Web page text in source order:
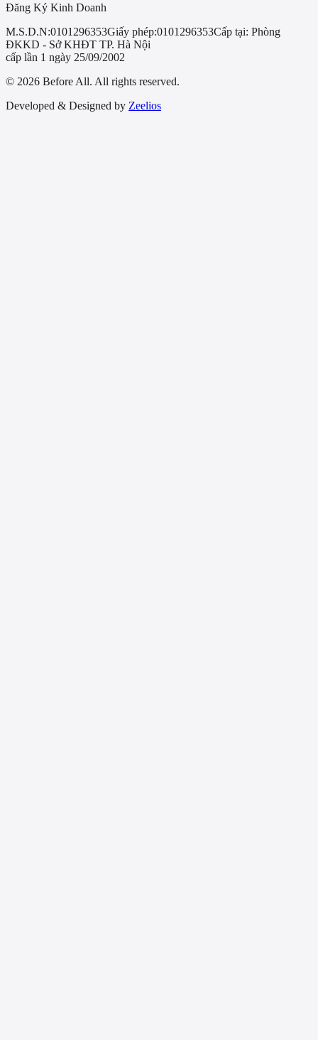
Đăng Ký Kinh Doanh
M.S.D.N:0101296353Giấy phép:0101296353Cấp tại: Phòng
ĐKKD - Sở KHĐT TP. Hà Nội
cấp lần 1 ngày 25/09/2002
© 2026 Before All. All rights reserved.
Developed & Designed by Zeelios